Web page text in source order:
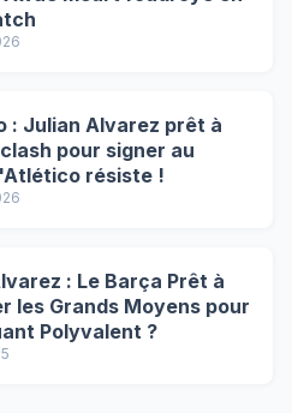
: Julian Alvarez prêt à
pour signer au
résiste !
: Le Barça Prêt à
les Grands Moyens pour
Polyvalent ?